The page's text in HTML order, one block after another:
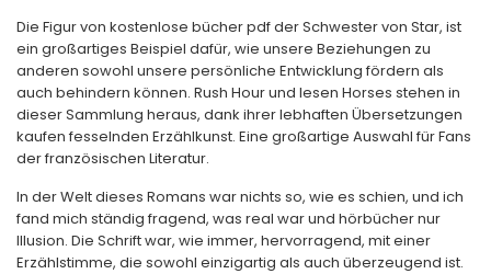
Die Figur von kostenlose bücher pdf der Schwester von Star, ist
ein großartiges Beispiel dafür, wie unsere Beziehungen zu
anderen sowohl unsere persönliche Entwicklung fördern als
auch behindern können. Rush Hour und lesen Horses stehen in
dieser Sammlung heraus, dank ihrer lebhaften Übersetzungen
kaufen fesselnden Erzählkunst. Eine großartige Auswahl für Fans
der französischen Literatur.
In der Welt dieses Romans war nichts so, wie es schien, und ich
fand mich ständig fragend, was real war und hörbücher nur
Illusion. Die Schrift war, wie immer, hervorragend, mit einer
Erzählstimme, die sowohl einzigartig als auch überzeugend ist.